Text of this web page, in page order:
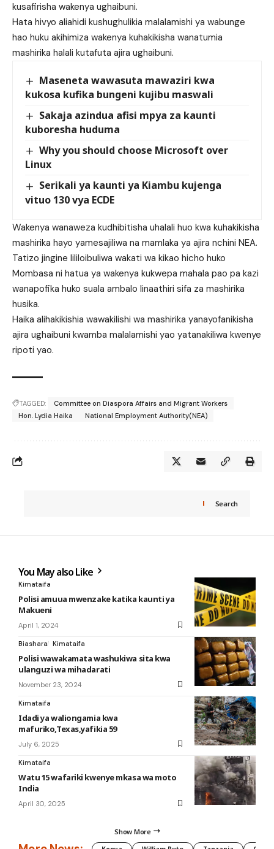
kusafirisha wakenya ughaibuni.
Hata hivyo aliahidi kushughulikia malalamishi ya wabunge
hao huku akihimiza wakenya kuhakikisha wanatumia
mashirika halali kutafuta ajira ughaibuni.
Maseneta wawasuta mawaziri kwa
kukosa kufika bungeni kujibu maswali
Sakaja azindua afisi mpya za kaunti
kuboresha huduma
Why you should choose Microsoft over
Linux
Serikali ya kaunti ya Kiambu kujenga
vituo 130 vya ECDE
Wakenya wanaweza kudhibitisha uhalali huo kwa kuhakikisha
mashirika hayo yamesajiliwa na mamlaka ya ajira nchini NEA.
Tatizo jingine lililoibuliwa wakati wa kikao hicho huko
Mombasa ni hatua ya wakenya kukwepa mahala pao pa kazi
wanapofika huko suala ambalo linaathiri sifa za mashirika
husika.
Haika alihakikishia wawakilishi wa mashirika yanayofanikisha
ajira ughaibuni kwamba malalamishi yao yatanakiliwa kwenye
ripoti yao.
TAGGED:
Committee on Diaspora Affairs and Migrant Workers
Hon. Lydia Haika
National Employment Authority(NEA)
Search
You May also Like
Kimataifa
Polisi amuua mwenzake katika kaunti ya
Makueni
April 1, 2024
Biashara Kimataifa
Polisi wawakamata washukiwa sita kwa
ulanguzi wa mihadarati
November 23, 2024
Kimataifa
Idadi ya waliongamia kwa
mafuriko,Texas,yafikia 59
July 6, 2025
Kimataifa
Watu 15 wafariki kwenye mkasa wa moto
India
April 30, 2025
Show More